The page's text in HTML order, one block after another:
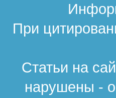
При
Статьи на
нарушены -